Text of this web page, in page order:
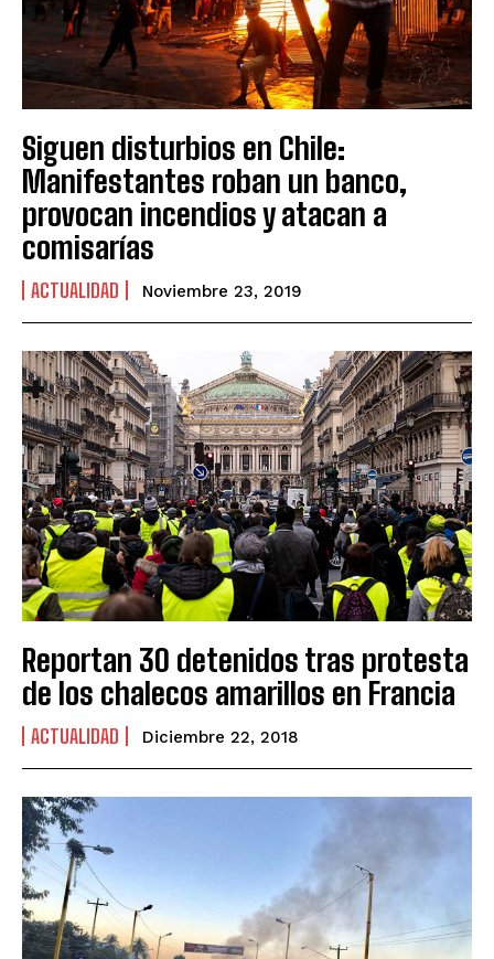
Siguen disturbios en Chile:
Manifestantes roban un banco,
provocan incendios y atacan a
comisarías
ACTUALIDAD Noviembre 23, 2019
Reportan 30 detenidos tras protesta
de los chalecos amarillos en Francia
ACTUALIDAD Diciembre 22, 2018